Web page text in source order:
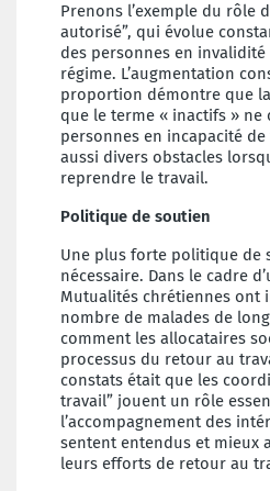
Prenons l’exemple du rôle
autorisé”, qui évolue
des personnes en
régime. L’augmentation
proportion démontre que
que le terme « inactifs » ne
personnes en incapacité
aussi divers obstacles
reprendre le travail.
Politique de soutien
Une plus forte politique de
nécessaire. Dans le cadre
Mutualités chrétiennes ont
nombre de malades de
comment les allocataires
processus du retour au
constats était que les
travail” jouent un rôle
l’accompagnement des
sentent entendus et mieux
leurs efforts de retour au